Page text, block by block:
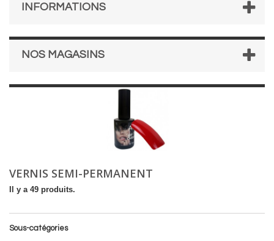
INFORMATIONS
NOS MAGASINS
VERNIS SEMI-PERMANENT
Il y a 49 produits.
Sous-catégories